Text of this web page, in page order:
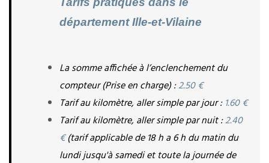
département Ille-et-Vilaine
La somme affichée à l’enclenchement du
compteur (Prise en charge) : 2.50 €
Tarif au kilomètre, aller simple par jour : 1.60 €
Tarif au kilomètre, aller simple par nuit : 2.40
€ (tarif applicable de 18 h a 6 h du matin du
lundi jusqu'à samedi et toute la journée de